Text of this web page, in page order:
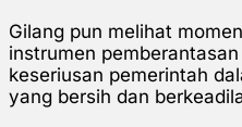
Gilang pun melihat
instrumen
keseriusan pemerintah
yang bersih dan